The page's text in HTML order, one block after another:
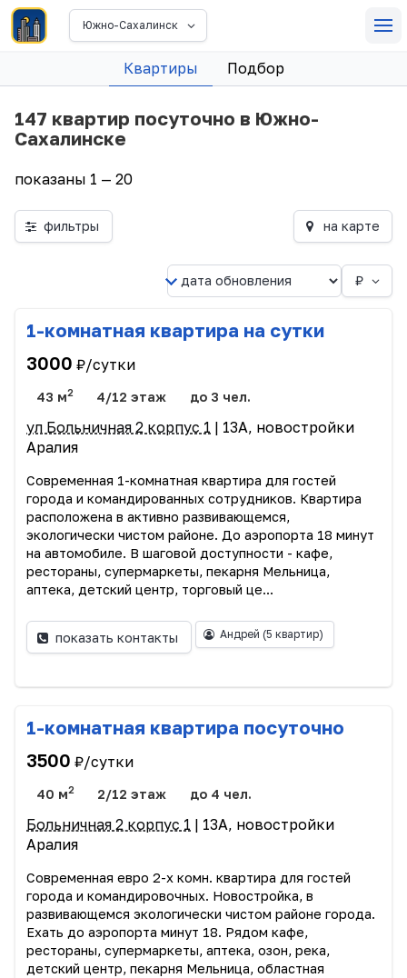
Южно-Сахалинск
Квартиры Подбор
147 квартир посуточно в Южно-
Сахалинске
показаны 1 — 20
фильтры на карте
₽
1-комнатная квартира на сутки
3000 ₽/сутки
43 м2 4/12 этаж до 3 чел.
ул Больничная 2 корпус 1 | 13А, новостройки
Аралия
Современная 1-комнатная квартира для гостей
города и командированных сотрудников. Квартира
расположена в активно развивающемся,
экологически чистом районе. До аэропорта 18 минут
на автомобиле. В шаговой доступности - кафе,
рестораны, супермаркеты, пекарня Мельница,
аптека, детский центр, торговый це...
показать контакты Андрей (5 квартир)
1-комнатная квартира посуточно
3500 ₽/сутки
40 м2 2/12 этаж до 4 чел.
Больничная 2 корпус 1 | 13А, новостройки
Аралия
Современная евро 2-х комн. квартира для гостей
города и командировочных. Новостройка, в
развивающемся экологически чистом районе города.
Ехать до аэропорта минут 18. Рядом кафе,
рестораны, супермаркеты, аптека, озон, река,
детский центр, пекарня Мельница, областная